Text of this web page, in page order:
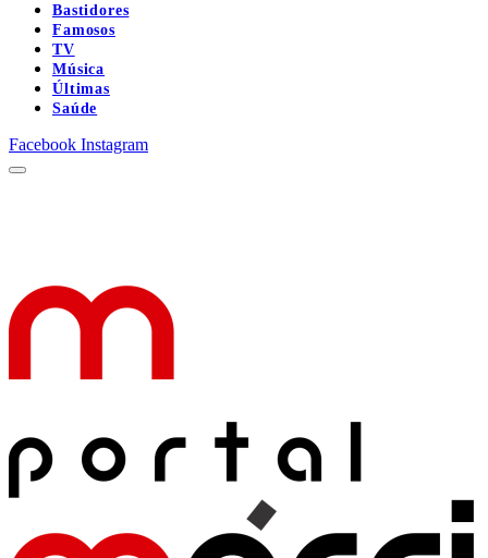
Bastidores
Famosos
TV
Música
Últimas
Saúde
Facebook Instagram